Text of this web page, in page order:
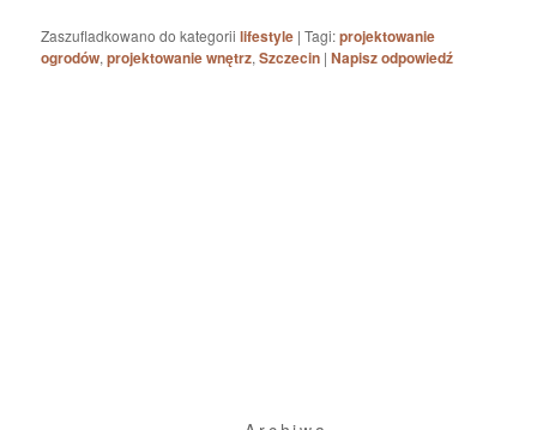
Zaszufladkowano do kategorii lifestyle |Tagi:projektowanie
ogrodów,projektowanie wnętrz,Szczecin |Napisz odpowiedź